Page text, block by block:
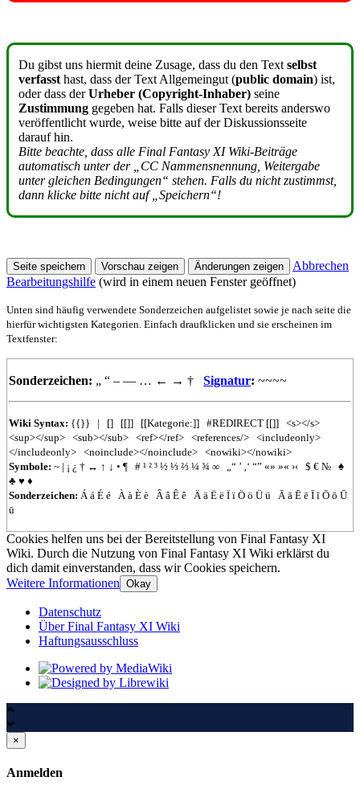
Du gibst uns hiermit deine Zusage, dass du den Text selbst
verfasst hast, dass der Text Allgemeingut (public domain) ist,
oder dass derUrheber (Copyright-Inhaber) seine
Zustimmung gegeben hat. Falls dieser Text bereits anderswo
veröffentlicht wurde, weise bitte auf der Diskussionsseite
darauf hin.
Bitte beachte, dass alle Final Fantasy XI Wiki-Beiträge
automatisch unter der „CC Nammensnennung, Weitergabe
unter gleichen Bedingungen“ stehen. Falls du nicht zustimmst,
dann klicke bitte nicht auf „Speichern“!
Abbrechen
Bearbeitungshilfe (wird in einem neuen Fenster geöffnet)
Unten sind häufig verwendete Sonderzeichen aufgelistet sowie je nach seite die
hierfür wichtigsten Kategorien. Einfach draufklicken und sie erscheinen im
Textfenster:
Sonderzeichen: „ “ – — … ← → † Signatur: ~~~~
Wiki Syntax: {{}} | [] [[]] [[Kategorie:]] #REDIRECT [[]] <s></s>
<sup></sup> <sub></sub> <ref></ref> <references/> <includeonly>
</includeonly> <noinclude></noinclude> <nowiki></nowiki>
Symbole: ~ | ¡ ¿ † ↔ ↑ ↓ • ¶ # ¹ ² ³ ½ ⅓ ⅔ ¼ ¾ ∞ „“ ’ ‚‘ “” «» »« ›‹ $ € № ♠
♣ ♥ ♦
Sonderzeichen: Á á É é À à È è Â â Ê ê Ä ä Ë ë Ï ï Ö ö Ü ü Ā ā Ē ē Ī ī Ō ō Ū
ū
Cookies helfen uns bei der Bereitstellung von Final Fantasy XI
Wiki. Durch die Nutzung von Final Fantasy XI Wiki erklärst du
dich damit einverstanden, dass wir Cookies speichern.
Weitere Informationen Okay
Datenschutz
Über Final Fantasy XI Wiki
Haftungsausschluss
×
Anmelden